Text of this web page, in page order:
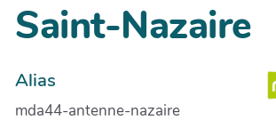
Saint-Nazaire
Alias
mda44-antenne-nazaire